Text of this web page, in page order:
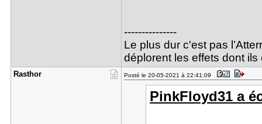
---------------
Le plus dur c'est pas
déplorent les effets dont
Rasthor Posté le 20-05-2021 à 22:41:09
PinkFloyd31 a